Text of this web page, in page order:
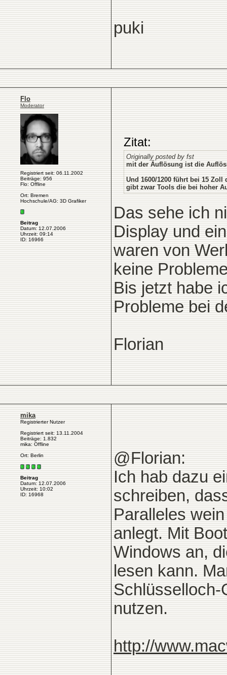
puki
Flo
Moderator
Registriert seit: 06.11.2002
Beiträge: 956
Flo: Offline
Ort: Bremen
Hochschule/AG: 3D Grafiker
Beitrag
Datum: 12.07.2006
Uhrzeit: 09:14
ID: 16966
Zitat:
Originally posted by fst
mit der Äuflösung ist die
Und 1600/1200 führt bei 15
gibt zwar Tools die bei hoher
Das sehe ich
Display und
waren von
keine
Bis jetzt habe
Probleme bei
Florian
mika
Registrierter Nutzer
Registriert seit: 13.11.2004
Beiträge: 1.832
mika: Offline
Ort: Berlin
Beitrag
Datum: 12.07.2006
Uhrzeit: 10:02
ID: 16968
@Florian:
Ich hab dazu
schreiben,
Paralleles
anlegt. Mit
Windows an,
lesen kann.
Schlüsselloch-
nutzen.
http://